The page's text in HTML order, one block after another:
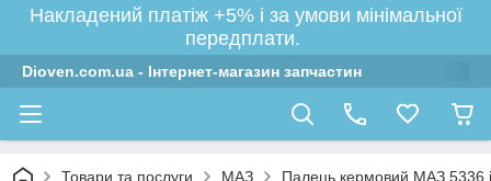
Накладений платіж +5% і за умови мінімальної
передплати.
Dioven.com.ua - Інтернет-магазин запчастин
Товари та послуги МАЗ Палець кермовий МАЗ 5336